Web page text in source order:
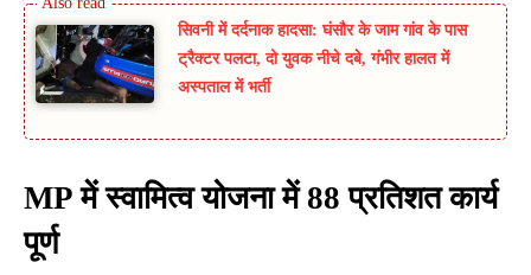
सिवनी में दर्दनाक हादसा: घंसौर के जाम गांव के पास
ट्रैक्टर पलटा, दो युवक नीचे दबे, गंभीर हालत में
अस्पताल में भर्ती
MP में स्वामित्व योजना में 88 प्रतिशत कार्य
पूर्ण